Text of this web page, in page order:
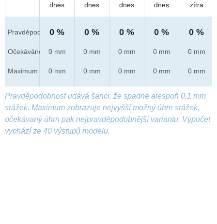
Pravděpod.
Očekáváno
Maximum
dnes
0 %
0 mm
0 mm
dnes
0 %
0 mm
0 mm
dnes
0 %
0 mm
0 mm
dnes
0 %
0 mm
0 mm
zítra
0 %
0 mm
0 mm
Pravděpodobnost udává šanci, že spadne alespoň 0,1 mm
srážek. Maximum zobrazuje nejvyšší možný úhrn srážek,
očekávaný úhrn pak nejpravděpodobnější variantu. Výpočet
vychází ze 40 výstupů modelu.